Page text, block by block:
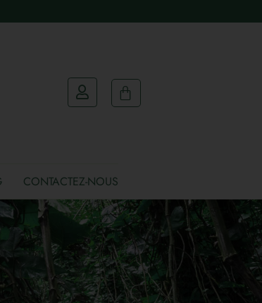
CONTACTEZ-NOUS